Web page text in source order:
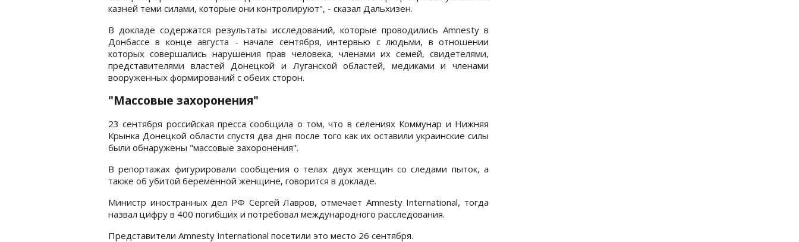
казней теми силами, которые они контролируют", - сказал Дальхизен.
В докладе содержатся результаты исследований, которые проводились Amnesty в
Донбассе в конце августа - начале сентября, интервью с людьми, в отношении
которых совершались нарушения прав человека, членами их семей, свидетелями,
представителями властей Донецкой и Луганской областей, медиками и членами
вооруженных формирований с обеих сторон.
"Массовые захоронения"
23 сентября российская пресса сообщила о том, что в селениях Коммунар и Нижняя
Крынка Донецкой области спустя два дня после того как их оставили украинские силы
были обнаружены "массовые захоронения".
В репортажах фигурировали сообщения о телах двух женщин со следами пыток, а
также об убитой беременной женщине, говорится в докладе.
Министр иностранных дел РФ Сергей Лавров, отмечает Amnesty International, тогда
назвал цифру в 400 погибших и потребовал международного расследования.
Представители Amnesty International посетили это место 26 сентября.